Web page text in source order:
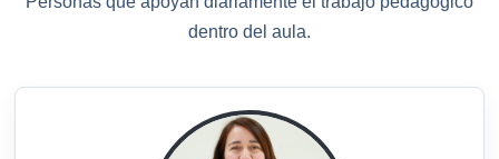
dentro del aula.